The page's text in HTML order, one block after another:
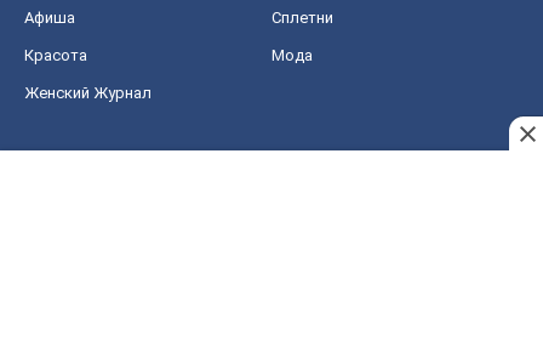
Афиша Сплетни
Красота Мода
Женский Журнал